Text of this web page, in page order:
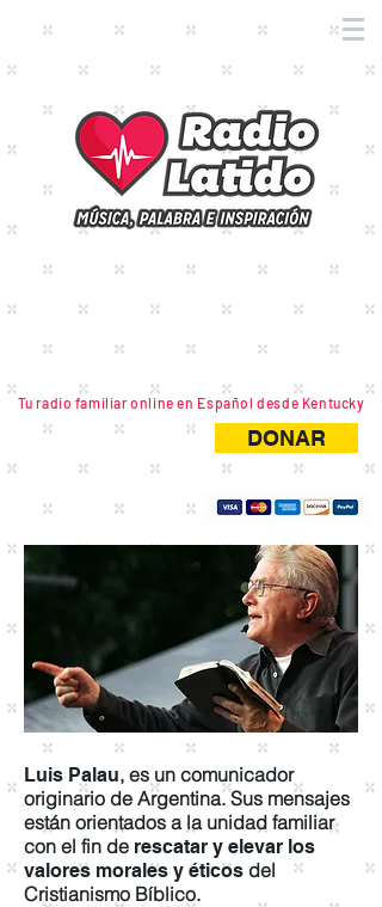
Tu radio familiar online en Español desde Kentucky
DONAR
Luis Palau, es un comunicador
originario de Argentina. Sus mensajes
están orientados a la unidad familiar
con el fin de rescatar y elevar los
valores morales y éticos del
Cristianismo Bíblico.​